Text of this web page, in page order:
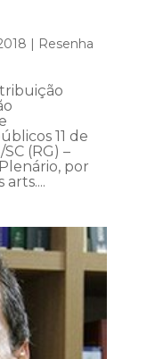
Resenha
11 de
(RG) –
por